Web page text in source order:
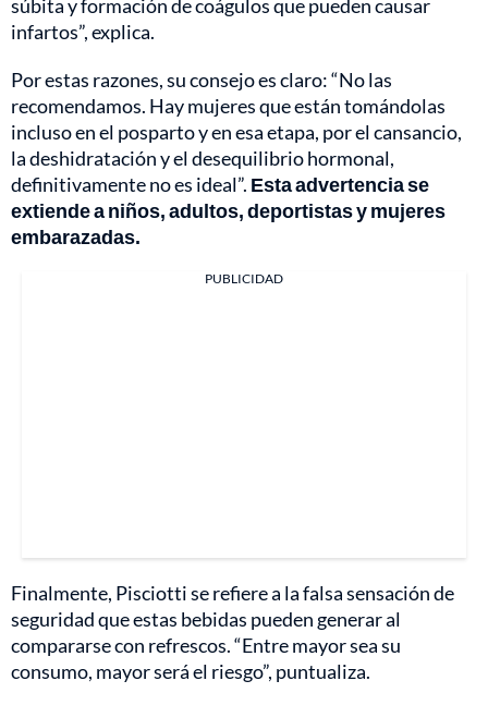
súbita y formación de coágulos que pueden causar
infartos”, explica.
Por estas razones, su consejo es claro: “No las
recomendamos. Hay mujeres que están tomándolas
incluso en el posparto y en esa etapa, por el cansancio,
la deshidratación y el desequilibrio hormonal,
definitivamente no es ideal”. Esta advertencia se
extiende a niños, adultos, deportistas y mujeres
embarazadas.
PUBLICIDAD
Finalmente, Pisciotti se refiere a la falsa sensación de
seguridad que estas bebidas pueden generar al
compararse con refrescos. “Entre mayor sea su
consumo, mayor será el riesgo”, puntualiza.